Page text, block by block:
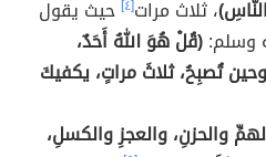
، ثلاث مرات[٤] حيث يقول
وسلم:(قُلْ هُوَ اللهُ أَحَدٌ،
تُصبِحُ، ثلاثَ مراتٍ، يكفيكَ
والحزنِ، والعجزِ والكسلِ،